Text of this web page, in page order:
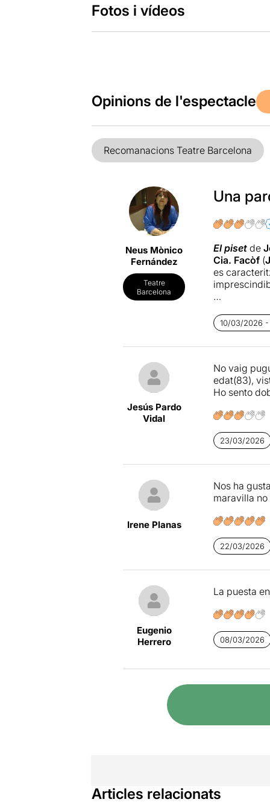
Fotos i vídeos
Opinions de l'espectacle
Recomanacions Teatre Barcelona
Neus Mònico
Fernández
Teatre
Barcelona
Una
El pisetde
Cia. Facòf(
es
ciutat. No
El pisetés
trobar un
El pisetens
On és la
El piset,
10/03/2026 -
Jesús Pardo
Vidal
No vaig
edat(83),
Ho sento
23/03/2026
Irene Planas
Nos ha
maravilla
22/03/2026
Eugenio
Herrero
La puesta
08/03/2026
Articles relacionats